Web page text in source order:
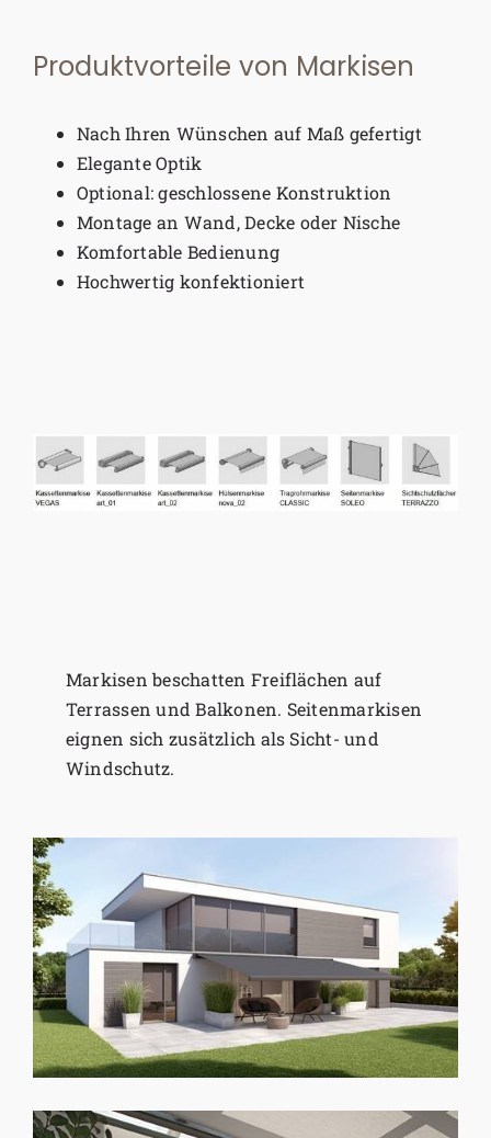
Produktvorteile von Markisen
Nach Ihren Wünschen auf Maß gefertigt
Elegante Optik
Optional: geschlossene Konstruktion
Montage an Wand, Decke oder Nische
Komfortable Bedienung
Hochwertig konfektioniert
Markisen beschatten Freiflächen auf
Terrassen und Balkonen. Seitenmarkisen
eignen sich zusätzlich als Sicht- und
Windschutz.